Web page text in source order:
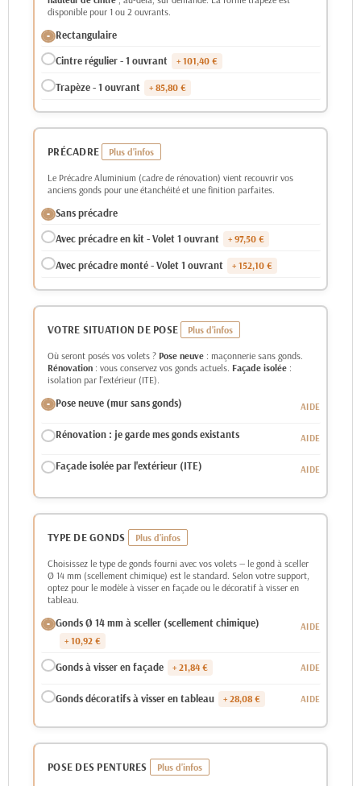
disponible pour 1 ou 2 ouvrants.
Rectangulaire
Cintre régulier - 1 ouvrant
+ 101,40 €
Trapèze - 1 ouvrant + 85,80 €
PRÉCADRE
Le Précadre Aluminium (cadre de rénovation) vient recouvrir vos
anciens gonds pour une étanchéité et une finition parfaites.
Sans précadre
Avec précadre en kit - Volet 1 ouvrant
+ 97,50 €
Avec précadre monté - Volet 1 ouvrant + 152,10 €
VOTRE SITUATION DE POSE
Où seront posés vos volets ? Pose neuve : maçonnerie sans gonds.
Rénovation : vous conservez vos gonds actuels. Façade isolée :
isolation par l'extérieur (ITE).
Pose neuve (mur sans gonds)
Rénovation : je garde mes gonds existants
Façade isolée par l'extérieur (ITE)
TYPE DE GONDS
Choisissez le type de gonds fourni avec vos volets — le gond à sceller
Ø 14 mm (scellement chimique) est le standard. Selon votre support,
optez pour le modèle à visser en façade ou le décoratif à visser en
tableau.
Gonds Ø 14 mm à sceller (scellement chimique)
+ 10,92 €
Gonds à visser en façade + 21,84 €
Gonds décoratifs à visser en tableau + 28,08 €
POSE DES PENTURES